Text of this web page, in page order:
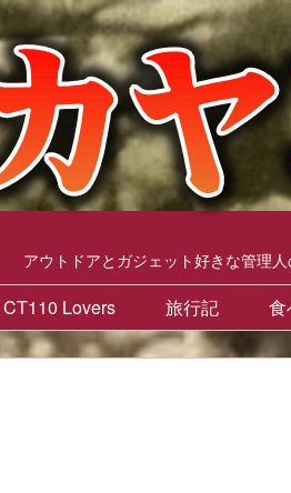
アウトドアとガジェット好きな管理
CT110 Lovers 旅行記 食